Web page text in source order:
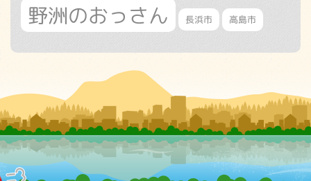
野洲のおっさん 長浜市 高島市